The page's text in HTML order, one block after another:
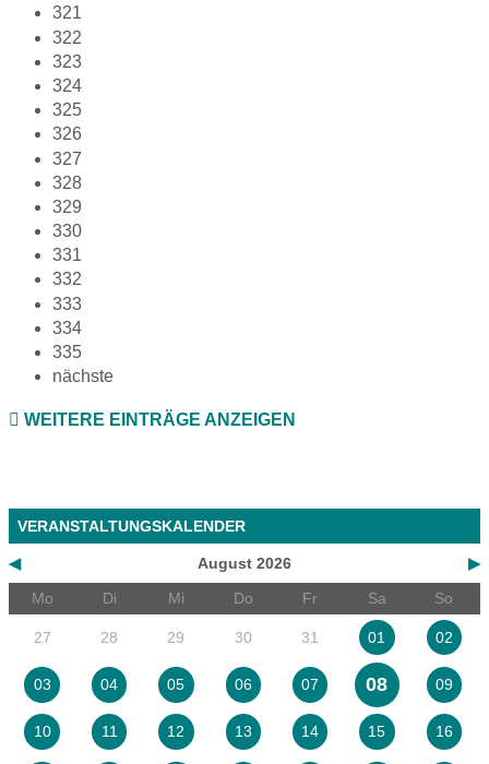
321
322
323
324
325
326
327
328
329
330
331
332
333
334
335
nächste
WEITERE EINTRÄGE ANZEIGEN
VERANSTALTUNGSKALENDER
◀ ▶
August 2026
Mo
Di Mi Do Fr Sa So
27 28 29 30 31 01 02
03 04 05 06 07 08 09
10 11 12 13 14 15 16